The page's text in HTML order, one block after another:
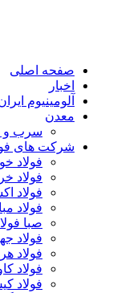
صفحه اصلی
اخبار
آلومینیوم
معدن
سرب و
شرکت های
فولاد
فولاد
فولاد
فولاد
صبا
فولاد
فولاد
فولاد
فولاد